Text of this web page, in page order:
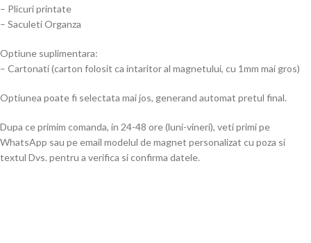
– Plicuri printate
– Saculeti Organza
Optiune suplimentara:
– Cartonati (carton folosit ca intaritor al magnetului, cu 1mm mai gros)
Optiunea poate fi selectata mai jos, generand automat pretul final.
Dupa ce primim comanda, in 24-48 ore (luni-vineri), veti primi pe
WhatsApp sau pe email modelul de magnet personalizat cu poza si
textul Dvs. pentru a verifica si confirma datele.